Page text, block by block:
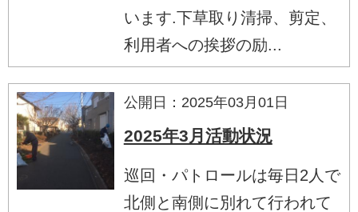
います.下草取り清掃、剪定、
利用者への挨拶の励...
公開日：2025年03月01日
2025年3月活動状況
巡回・パトロールは毎日2人で
北側と南側に別れて行われて